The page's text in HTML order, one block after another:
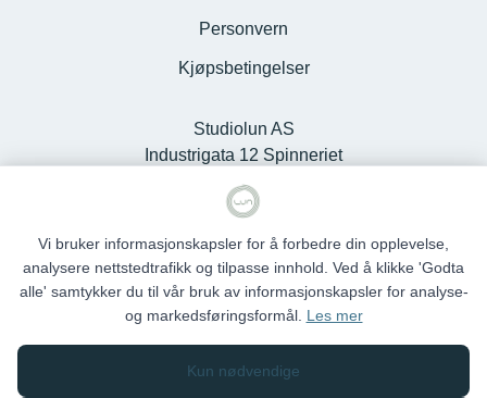
Personvern
Kjøpsbetingelser
Studiolun AS
Industrigata 12 Spinneriet
Kjøpesenter, 6100 Volda -
Org.nr. 925127868
Studio Lun © 2026
Vi bruker informasjonskapsler for å forbedre din opplevelse,
analysere nettstedtrafikk og tilpasse innhold. Ved å klikke 'Godta
alle' samtykker du til vår bruk av informasjonskapsler for analyse-
og markedsføringsformål. Les mer
Kun nødvendige